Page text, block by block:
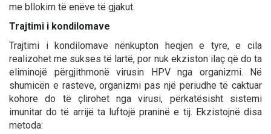
me bllokim të enëve të gjakut.
Trajtimi i kondilomave
Trajtimi i kondilomave nënkupton heqjen e tyre, e cila
realizohet me sukses të lartë, por nuk ekziston ilaç që do ta
eliminojë përgjithmonë virusin HPV nga organizmi. Në
shumicën e rasteve, organizmi pas një periudhe të caktuar
kohore do të çlirohet nga virusi, përkatësisht sistemi
imunitar do të arrijë ta luftojë praninë e tij. Ekzistojnë disa
metoda: